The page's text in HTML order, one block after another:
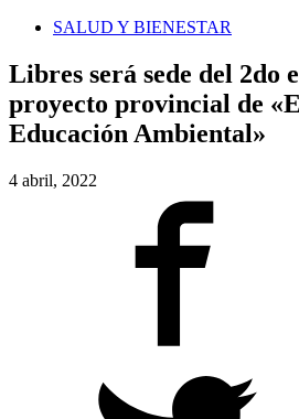
SALUD Y BIENESTAR
Libres será sede del 2do
proyecto provincial de
Educación Ambiental»
4 abril, 2022